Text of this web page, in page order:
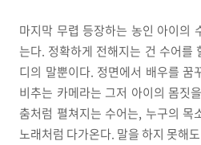
마지막 무렵 등장하는 농인 아이의
는다. 정확하게 전해지는 건 수어를
디의 말뿐이다. 정면에서 배우를 꿈
비추는 카메라는 그저 아이의 몸짓
춤처럼 펼쳐지는 수어는, 누구의 목
노래처럼 다가온다. 말을 하지 못해